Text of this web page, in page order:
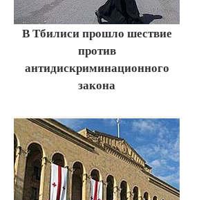
В Тбилиси прошло шествие
против
антидискриминационного
закона